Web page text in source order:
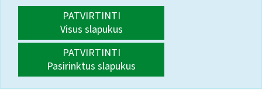
PATVIRTINTI
Visus slapukus
PATVIRTINTI
Pasirinktus slapukus